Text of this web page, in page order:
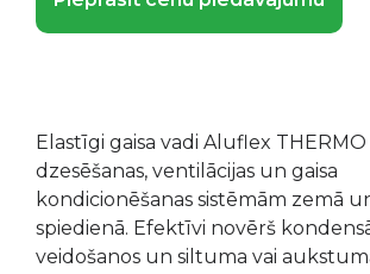
Elastīgi gaisa vadi Aluflex
dzesēšanas, ventilācijas un gaisa
kondicionēšanas sistēmām zemā
spiedienā. Efektīvi novērš
veidošanos un siltuma vai